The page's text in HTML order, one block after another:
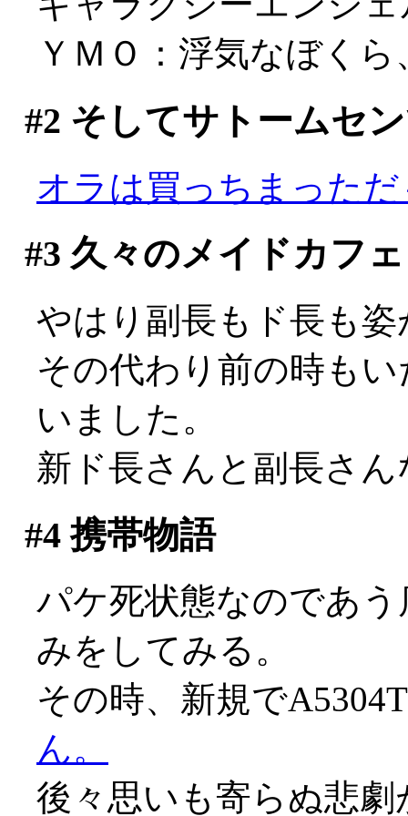
ＹＭＯ：浮気なぼくら
#2 そしてサトームセ
オラは買っちまった
#3 久々のメイドカフェ
やはり副長もド長も
その代わり前の時も
いました。
新ド長さんと副長さ
#4携帯物語
パケ死状態なのであ
みをしてみる。
その時、新規で
ん。
後々思いも寄らぬ悲